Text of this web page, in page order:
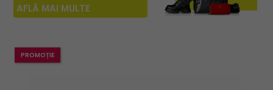
AFLĂ MAI MULTE
PROMOȚIE